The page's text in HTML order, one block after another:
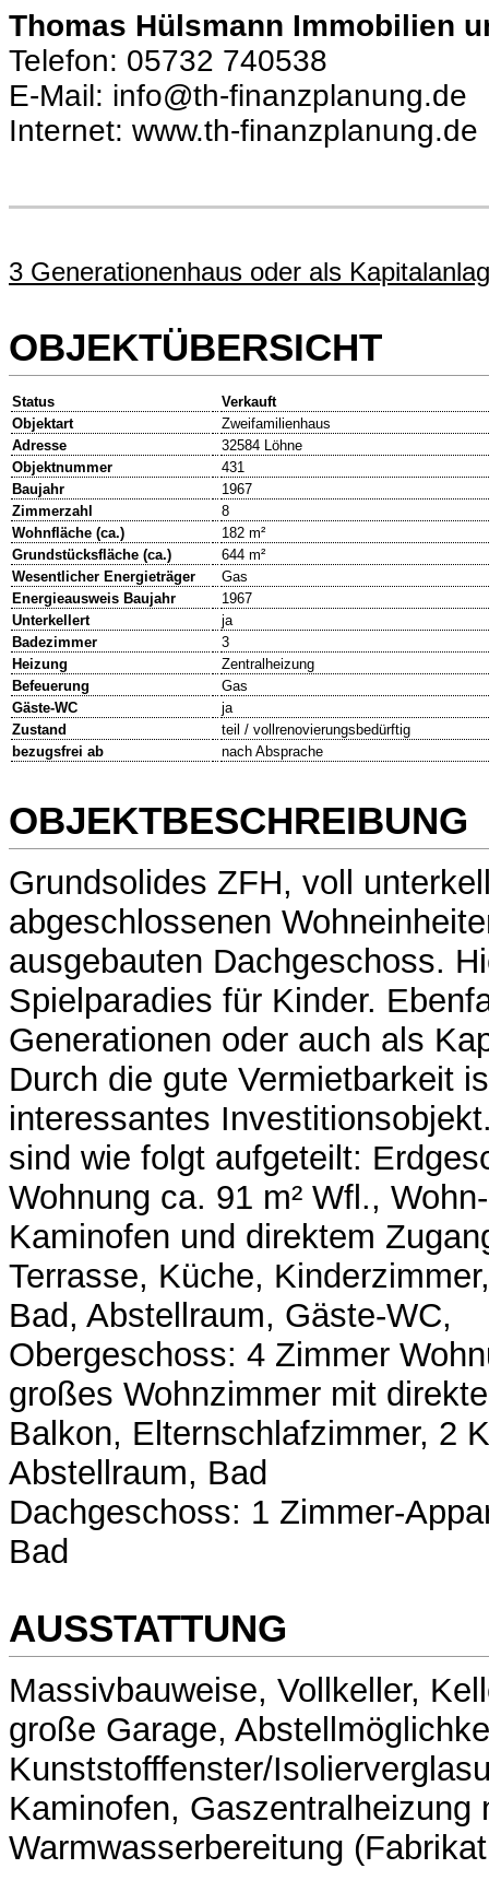
Thomas Hülsmann Immobilien
Telefon: 05732 740538
E-Mail: info@th-finanzplanung.de
Internet: www.th-finanzplanung.de
3 Generationenhaus oder als
OBJEKTÜBERSICHT
Status
Verkauft
Objektart
Zweifamilienhaus
Adresse
32584 Löhne
Objektnummer
431
Baujahr
1967
Zimmerzahl
8
Wohnfläche (ca.)
182 m²
Grundstücksfläche (ca.)
644 m²
Wesentlicher Energieträger
Gas
Energieausweis Baujahr
1967
Unterkellert
ja
Badezimmer
3
Heizung
Zentralheizung
Befeuerung
Gas
Gäste-WC
ja
Zustand
teil / vollrenovierungsbedürftig
bezugsfrei ab
nach Absprache
OBJEKTBESCHREIBUNG
Grundsolides ZFH, voll
abgeschlossenen
ausgebauten Dachgeschoss.
Spielparadies für Kinder.
Generationen oder auch als
Durch die gute Vermietbarkeit
interessantes
sind wie folgt aufgeteilt:
Wohnung ca. 91 m² Wfl.,
Kaminofen und direktem
Terrasse, Küche,
Bad, Abstellraum, Gäste-WC,
Obergeschoss: 4 Zimmer
großes Wohnzimmer mit
Balkon, Elternschlafzimmer, 2
Abstellraum, Bad
Dachgeschoss: 1 Zimmer-
Bad
AUSSTATTUNG
Massivbauweise, Vollkeller,
große Garage,
Kunststofffenster/
Kaminofen, Gaszentralheizung
Warmwasserbereitung